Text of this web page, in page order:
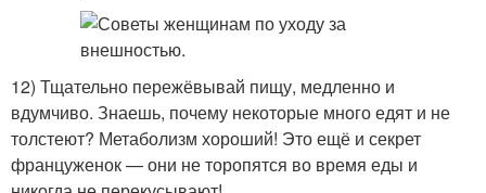
12) Тщательно пережёвывай пищу, медленно и
вдумчиво. Знаешь, почему некоторые много едят и не
толстеют? Метаболизм хороший! Это ещё и секрет
француженок — они не торопятся во время еды и